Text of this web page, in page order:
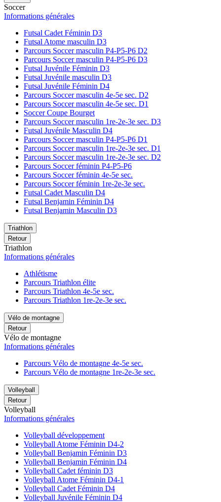
Soccer
Informations générales
Futsal Cadet Féminin D3
Futsal Atome masculin D3
Parcours Soccer masculin P4-P5-P6 D2
Parcours Soccer masculin P4-P5-P6 D3
Futsal Juvénile Féminin D3
Futsal Juvénile masculin D3
Futsal Juvénile Féminin D4
Parcours Soccer masculin 4e-5e sec. D2
Parcours Soccer masculin 4e-5e sec. D1
Soccer Coupe Bourget
Parcours Soccer masculin 1re-2e-3e sec. D3
Futsal Juvénile Masculin D4
Parcours Soccer masculin P4-P5-P6 D1
Parcours Soccer masculin 1re-2e-3e sec. D1
Parcours Soccer masculin 1re-2e-3e sec. D2
Parcours Soccer féminin P4-P5-P6
Parcours Soccer féminin 4e-5e sec.
Parcours Soccer féminin 1re-2e-3e sec.
Futsal Cadet Masculin D4
Futsal Benjamin Féminin D4
Futsal Benjamin Masculin D3
Triathlon
Retour
Triathlon
Informations générales
Athlétisme
Parcours Triathlon élite
Parcours Triathlon 4e-5e sec.
Parcours Triathlon 1re-2e-3e sec.
Vélo de montagne
Retour
Vélo de montagne
Informations générales
Parcours Vélo de montagne 4e-5e sec.
Parcours Vélo de montagne 1re-2e-3e sec.
Volleyball
Retour
Volleyball
Informations générales
Volleyball développement
Volleyball Atome Féminin D4-2
Volleyball Benjamin Féminin D3
Volleyball Benjamin Féminin D4
Volleyball Cadet féminin D3
Volleyball Atome Féminin D4-1
Volleyball Cadet Féminin D4
Volleyball Juvénile Féminin D4